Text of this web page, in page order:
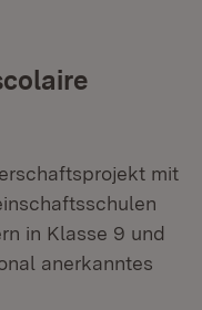
mit
in Klasse 9 und
anerkanntes